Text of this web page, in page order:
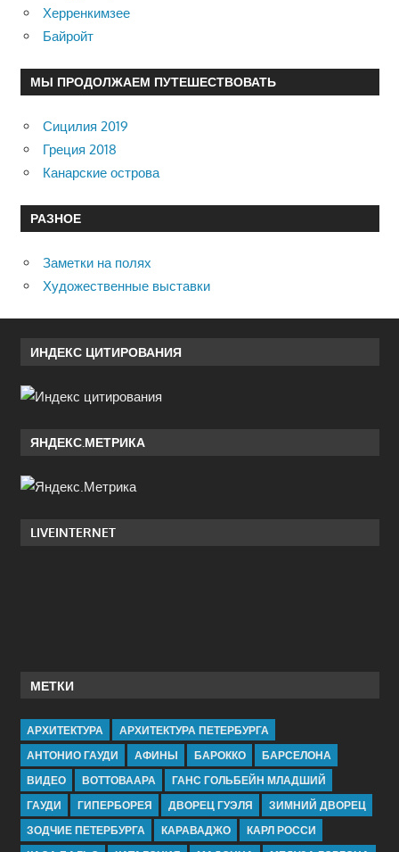
Херренкимзее
Байройт
МЫ ПРОДОЛЖАЕМ ПУТЕШЕСТВОВАТЬ
Сицилия 2019
Греция 2018
Канарские острова
РАЗНОЕ
Заметки на полях
Художественные выставки
ИНДЕКС ЦИТИРОВАНИЯ
ЯНДЕКС.МЕТРИКА
LIVEINTERNET
МЕТКИ
АРХИТЕКТУРА
АРХИТЕКТУРА ПЕТЕРБУРГА
АНТОНИО ГАУДИ
АФИНЫ БАРОККО
БАРСЕЛОНА
ВИДЕО
ВОТТОВААРА
ГАНС ГОЛЬБЕЙН МЛАДШИЙ
ГАУДИ
ГИПЕРБОРЕЯ ДВОРЕЦ ГУЭЛЯ
ЗИМНИЙ ДВОРЕЦ
ЗОДЧИЕ ПЕТЕРБУРГА
КАРАВАДЖО
КАРЛ РОССИ